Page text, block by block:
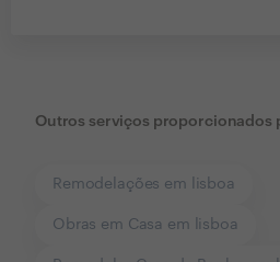
Outros serviços proporcionados
Remodelações em lisboa
Obras em Casa em lisboa